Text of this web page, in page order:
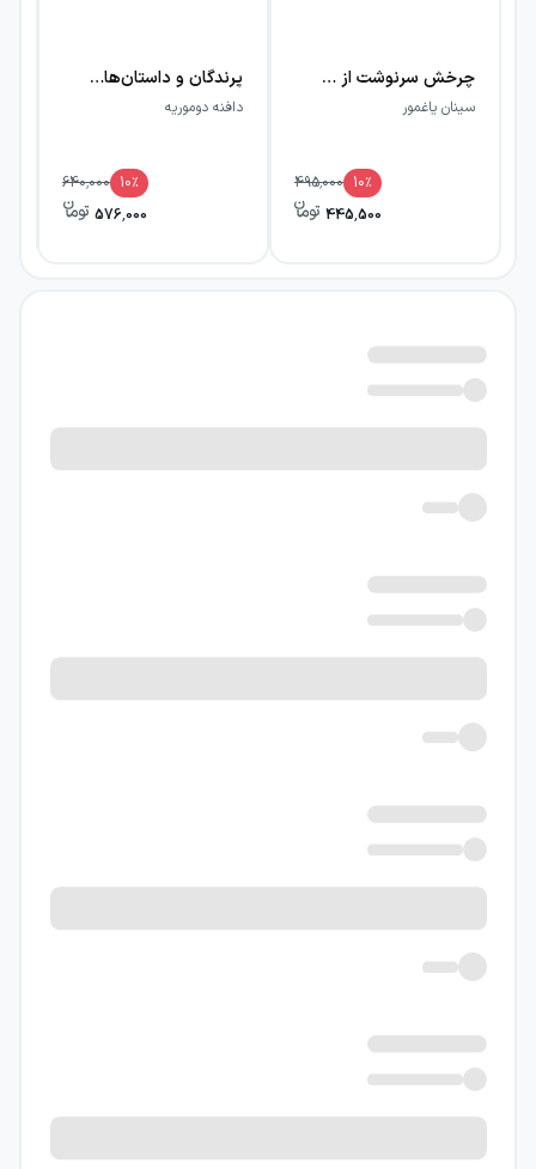
چرخش سرنوشت از جلال‌الدین تا مولانا شدن
سینان یاغمور
495,000 10٪
445,500
پرندگان و داستان‌های دیگر
دافنه دوموریه
640,000 10٪
576,000